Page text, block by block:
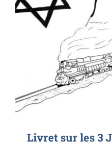
Livret sur les 3